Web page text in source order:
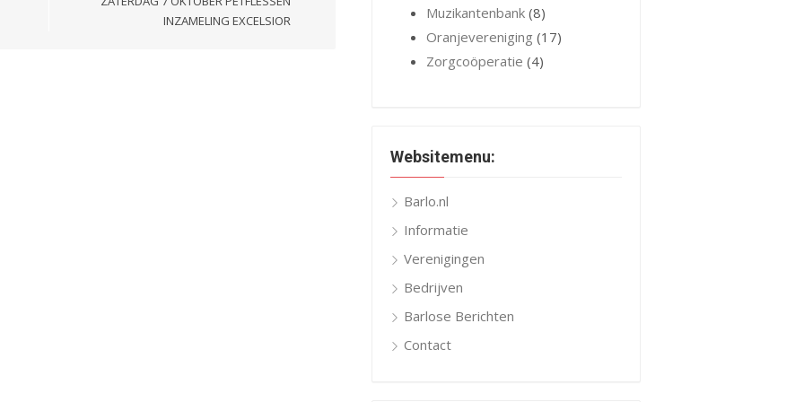
INZAMELING EXCELSIOR
Muzikantenbank (8)
Oranjevereniging (17)
Zorgcoöperatie (4)
Websitemenu:
Barlo.nl
Informatie
Verenigingen
Bedrijven
Barlose Berichten
Contact